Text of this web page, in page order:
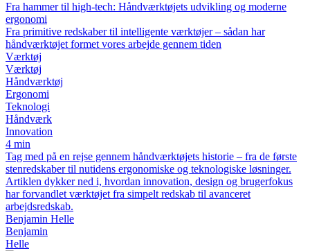
Fra hammer til high-tech: Håndværktøjets udvikling og moderne
ergonomi
Fra primitive redskaber til intelligente værktøjer – sådan har
håndværktøjet formet vores arbejde gennem tiden
Værktøj
Værktøj
Håndværktøj
Ergonomi
Teknologi
Håndværk
Innovation
4 min
Tag med på en rejse gennem håndværktøjets historie – fra de første
stenredskaber til nutidens ergonomiske og teknologiske løsninger.
Artiklen dykker ned i, hvordan innovation, design og brugerfokus
har forvandlet værktøjet fra simpelt redskab til avanceret
arbejdsredskab.
Benjamin Helle
Benjamin
Helle